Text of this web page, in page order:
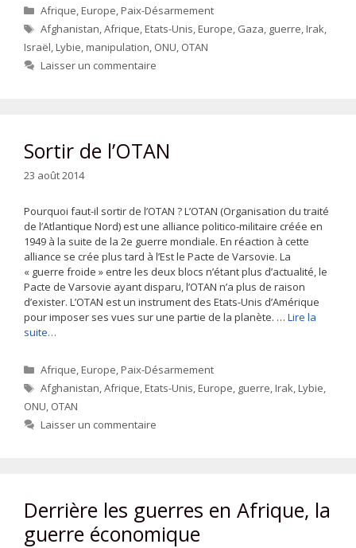
Catégories
Afrique,Europe,Paix-Désarmement
Étiquettes
Afghanistan,Afrique,Etats-Unis,Europe, Gaza, guerre,Irak,
Israël,Lybie,manipulation, ONU, OTAN
Laisser un commentaire
Sortir de l’OTAN
23 août 2014
Pourquoi faut-il sortir de l’OTAN ? L’OTAN (Organisation du traité
de l’Atlantique Nord) est une alliance politico-militaire créée en
1949 à la suite de la 2e guerre mondiale. En réaction à cette
alliance se crée plus tard à l’Est le Pacte de Varsovie. La
« guerre froide » entre les deux blocs n’étant plus d’actualité, le
Pacte de Varsovie ayant disparu, l’OTAN n’a plus de raison
d’exister. L’OTAN est un instrument des Etats-Unis d’Amérique
pour imposer ses vues sur une partie de la planète. … Lire la
suite…
Catégories
Afrique,Europe,Paix-Désarmement
Étiquettes
Afghanistan,Afrique,Etats-Unis,Europe, guerre,Irak,Lybie,
ONU, OTAN
Laisser un commentaire
Derrière les guerres en Afrique, la
guerre économique